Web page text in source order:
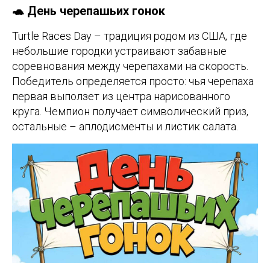
🐢 День черепашьих гонок
Turtle Races Day – традиция родом из США, где
небольшие городки устраивают забавные
соревнования между черепахами на скорость.
Победитель определяется просто: чья черепаха
первая выползет из центра нарисованного
круга. Чемпион получает символический приз,
остальные – аплодисменты и листик салата.